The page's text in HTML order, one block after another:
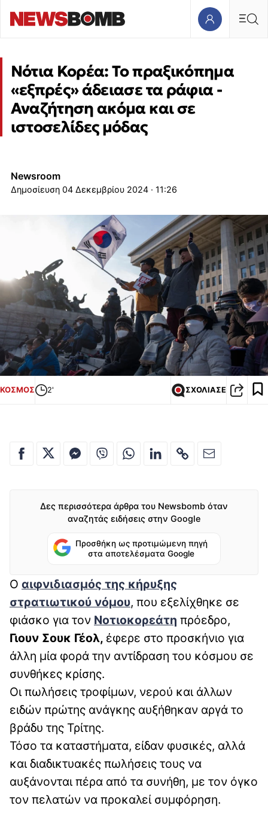
Νότια Κορέα: To πραξικόπημα
«εξπρές» άδειασε τα ράφια -
Αναζήτηση ακόμα και σε
ιστοσελίδες μόδας
Newsroom
04 Δεκεμβρίου 2024 · 11:26
ΚΟΣΜΟΣ 2' ΣΧΟΛΙΑΣΕ
Δες περισσότερα άρθρα του Newsbomb όταν
αναζητάς ειδήσεις στην Google
Προσθήκη ως προτιμώμενη πηγή
στα αποτελέσματα Google
Ο αιφνιδιασμός της κήρυξης
στρατιωτικού νόμου, που εξελίχθηκε σε
φιάσκο για τον Νοτιοκορεάτη πρόεδρο,
Γιουν Σουκ Γέολ, έφερε στο προσκήνιο για
άλλη μία φορά την αντίδραση του κόσμου σε
συνθήκες κρίσης.
Οι πωλήσεις τροφίμων, νερού και άλλων
ειδών πρώτης ανάγκης αυξήθηκαν αργά το
βράδυ της Τρίτης.
Τόσο τα καταστήματα, είδαν φυσικές, αλλά
και διαδικτυακές πωλήσεις τους να
αυξάνονται πέρα από τα συνήθη, με τον όγκο
τον πελατών να προκαλεί συμφόρηση.